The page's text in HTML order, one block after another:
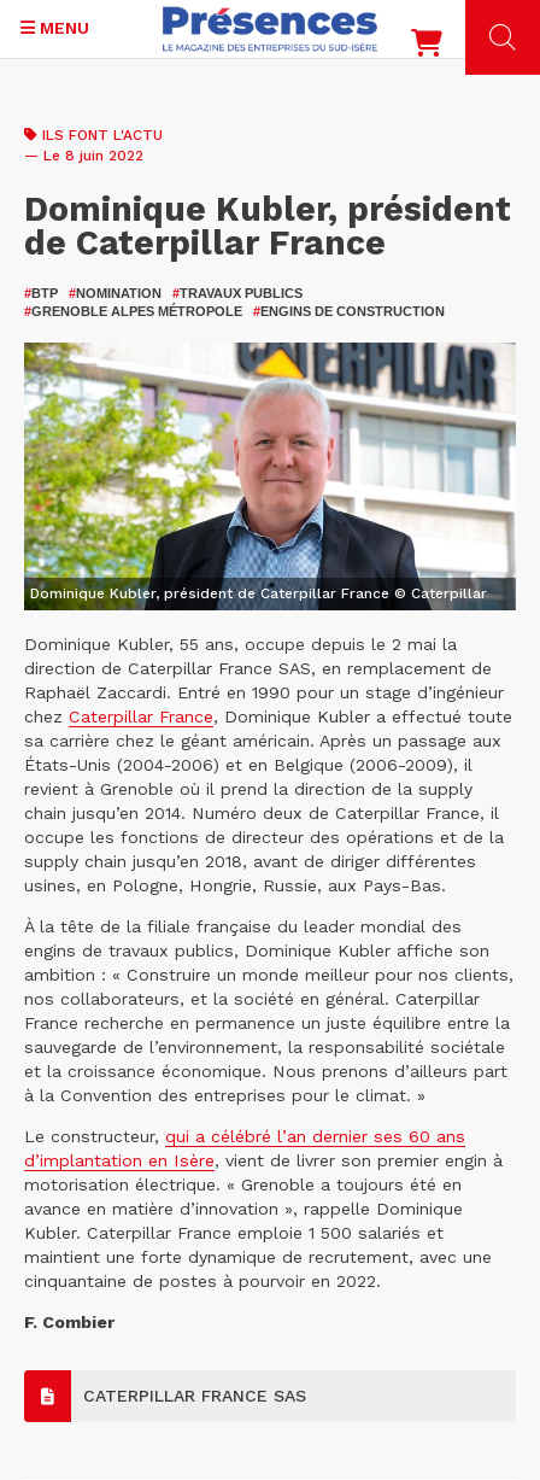
contenu
MENU
ILS FONT L'ACTU
— Le 8 juin 2022
Dominique Kubler, président
de Caterpillar France
#BTP #NOMINATION #TRAVAUX PUBLICS
#GRENOBLE ALPES MÉTROPOLE #ENGINS DE CONSTRUCTION
Dominique Kubler, président de Caterpillar France © Caterpillar
Dominique Kubler, 55 ans, occupe depuis le 2 mai la
direction de Caterpillar France SAS, en remplacement de
Raphaël Zaccardi. Entré en 1990 pour un stage d’ingénieur
chez Caterpillar France, Dominique Kubler a effectué toute
sa carrière chez le géant américain. Après un passage aux
États-Unis (2004-2006) et en Belgique (2006-2009), il
revient à Grenoble où il prend la direction de la supply
chain jusqu’en 2014. Numéro deux de Caterpillar France, il
occupe les fonctions de directeur des opérations et de la
supply chain jusqu’en 2018, avant de diriger différentes
usines, en Pologne, Hongrie, Russie, aux Pays-Bas.
À la tête de la filiale française du leader mondial des
engins de travaux publics, Dominique Kubler affiche son
ambition : « Construire un monde meilleur pour nos clients,
nos collaborateurs, et la société en général. Caterpillar
France recherche en permanence un juste équilibre entre la
sauvegarde de l’environnement, la responsabilité sociétale
et la croissance économique. Nous prenons d’ailleurs part
à la Convention des entreprises pour le climat. »
Le constructeur, qui a célébré l’an dernier ses 60 ans
d’implantation en Isère, vient de livrer son premier engin à
motorisation électrique. « Grenoble a toujours été en
avance en matière d’innovation », rappelle Dominique
Kubler. Caterpillar France emploie 1 500 salariés et
maintient une forte dynamique de recrutement, avec une
cinquantaine de postes à pourvoir en 2022.
F. Combier
CATERPILLAR FRANCE SAS